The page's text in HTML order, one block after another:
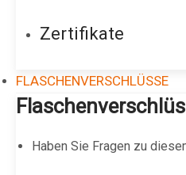
Zertifikate
FLASCHENVERSCHLÜSSE
Haben Sie Fragen zu